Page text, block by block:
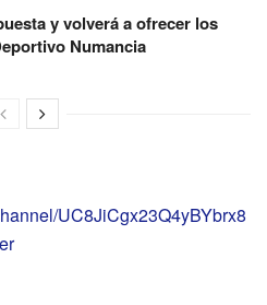
y volverá a ofrecer los
Numancia
UC8JiCgx23Q4yBYbrx8